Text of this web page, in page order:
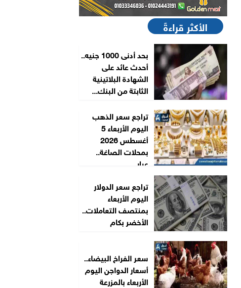
الأكثر قراءةً
بحد أدنى 1000 جنيه..
أحدث عائد على
الشهادة البلاتينية
الثابتة من البنك...
تراجع سعر الذهب
اليوم الأربعاء 5
أغسطس 2026
بمحلات الصاغة..
عيار...
تراجع سعر الدولار
اليوم الأربعاء
بمنتصف التعاملات..
الأخضر بكام
سعر الفراخ البيضاء..
أسعار الدواجن اليوم
الأربعاء بالمزرعة